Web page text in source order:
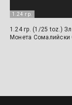
1.24 гр.
1.24 гр. (1/25 toz.)
Монета Сомалийски